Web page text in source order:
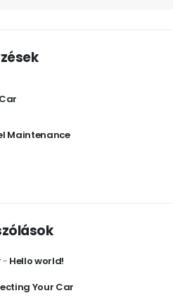
Maintenance
- Hello world!
Your Car